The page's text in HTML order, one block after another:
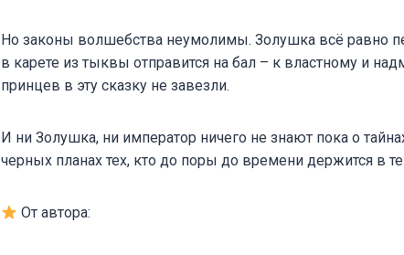
Но законы волшебства неумолимы. Золушка всё равно
в карете из тыквы отправится на бал – к властному и
принцев в эту сказку не завезли.
И ни Золушка, ни император ничего не знают пока о
черных планах тех, кто до поры до времени держится в
От автора: